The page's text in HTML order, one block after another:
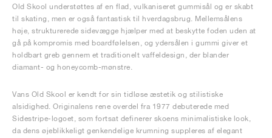
Old Skool understøttes af en flad, vulkaniseret gummisål og er skabt
til skating, men er også fantastisk til hverdagsbrug. Mellemsålens
høje, strukturerede sidevægge hjælper med at beskytte foden uden at
gå på kompromis med boardfølelsen, og ydersålen i gummi giver et
holdbart greb gennem et traditionelt vaffeldesign, der blander
diamant- og honeycomb-mønstre.
Vans Old Skool er kendt for sin tidløse æstetik og stilistiske
alsidighed. Originalens rene overdel fra 1977 debuterede med
Sidestripe-logoet, som fortsat definerer skoens minimalistiske look,
da dens øjeblikkeligt genkendelige krumning suppleres af elegant